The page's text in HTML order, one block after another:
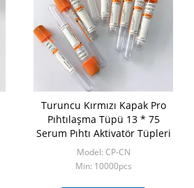
Turuncu Kırmızı Kapak Pro
Pıhtılaşma Tüpü 13 * 75
Serum Pıhtı Aktivatör Tüpleri
Model: CP-CN
Min: 10000pcs